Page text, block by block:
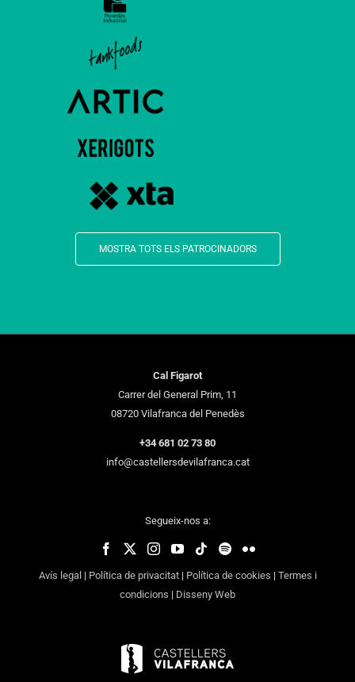
MOSTRA TOTS ELS PATROCINADORS
Cal Figarot
Carrer del General Prim, 11
08720 Vilafranca del Penedès
+34 681 02 73 80
info@castellersdevilafranca.cat
Segueix-nos a:
Avís legal| Política de privacitat| Política de cookies | Termes i
condicions | Disseny Web